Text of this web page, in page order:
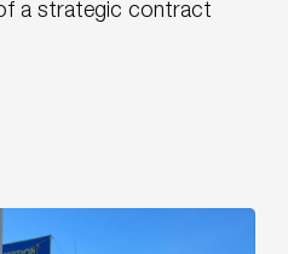
a strategic contract